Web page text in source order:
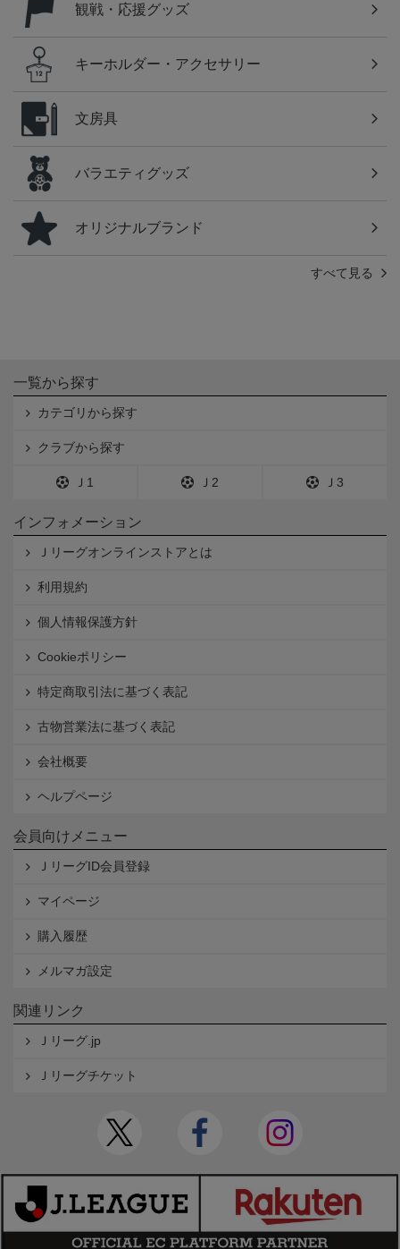
観戦・応援グッズ
キーホルダー・アクセサリー
文房具
バラエティグッズ
オリジナルブランド
すべて見る
一覧から探す
カテゴリから探す
クラブから探す
Ｊ1 Ｊ2 Ｊ3
インフォメーション
Ｊリーグオンラインストアとは
利用規約
個人情報保護方針
Cookieポリシー
特定商取引法に基づく表記
古物営業法に基づく表記
会社概要
ヘルプページ
会員向けメニュー
ＪリーグID会員登録
マイページ
購入履歴
メルマガ設定
関連リンク
Ｊリーグ.jp
Ｊリーグチケット